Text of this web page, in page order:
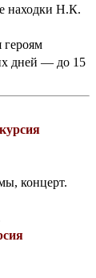
находки Н.К.
дней — до 15
концерт.